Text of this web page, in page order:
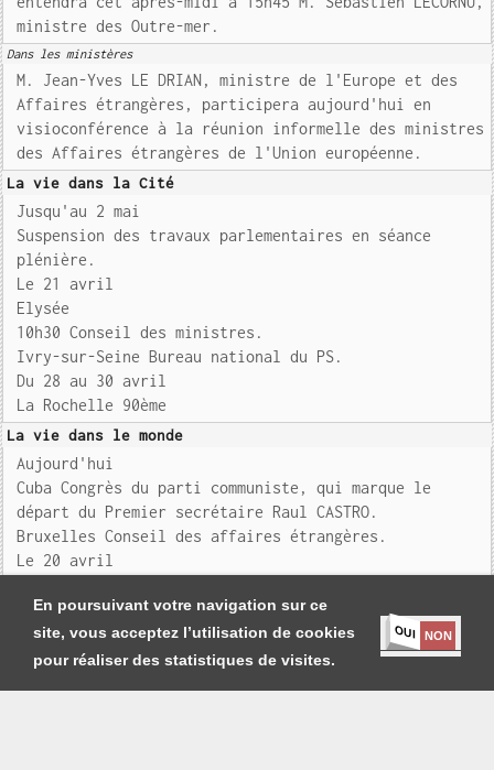
En poursuivant votre navigation sur ce
site, vous acceptez l’utilisation de cookies
pour réaliser des statistiques de visites.
OUI NON
ministre des Outre-mer.
Dans les ministères
M. Jean-Yves LE DRIAN, ministre de l'Europe et des
Affaires étrangères, participera aujourd'hui en
visioconférence à la réunion informelle des ministres
des Affaires étrangères de l'Union européenne.
La vie dans la Cité
Jusqu'au 2 mai
Suspension des travaux parlementaires en séance
plénière.
Le 21 avril
Elysée
10h30 Conseil des ministres.
Ivry-sur-Seine Bureau national du PS.
Du 28 au 30 avril
La Rochelle 90ème
La vie dans le monde
Aujourd'hui
Cuba Congrès du parti communiste, qui marque le
départ du Premier secrétaire Raul CASTRO.
Bruxelles Conseil des affaires étrangères.
Le 20 avril